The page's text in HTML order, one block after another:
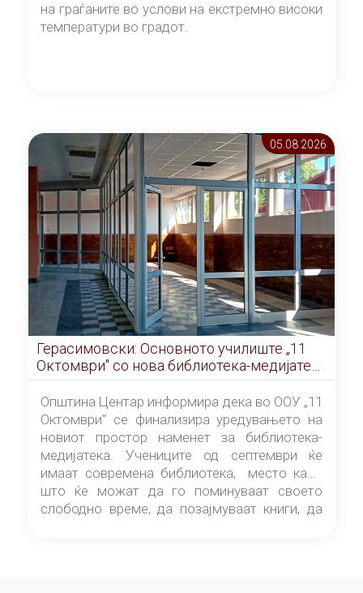
на граѓаните во услови на екстремно високи
температури во градот.
05.08 2026
Герасимовски: Основното училиште „11
Октомври" со нова библиотека-медијатека
од септември
Општина Центар информира дека во ООУ „11
Октомври" се финализира уредувањето на
новиот простор наменет за библиотека-
медијатека. Учениците од септември ќе
имаат современа библиотека, место каде
што ќе можат да го поминуваат своето
слободно време, да позајмуваат книги, да